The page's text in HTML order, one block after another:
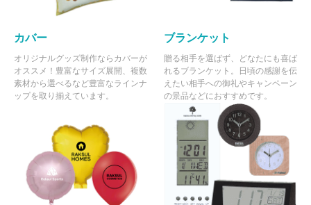
カバー
オリジナルグッズ制作ならカバーが
オススメ！豊富なサイズ展開、複数
素材から選べるなど豊富なラインナ
ップを取り揃えています。
ブランケット
贈る相手を選ばず、どなたにも喜ば
れるブランケット。日頃の感謝を伝
えたい相手への御礼やキャンペーン
の景品などにおすすめです。